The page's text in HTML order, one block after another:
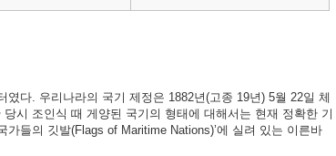
다. 우리나라의 국기 제정은 1882년(고종 19년) 5월 22일 체
시 조인식 때 게양된 국기의 형태에 대해서는 현재 정확한 기
들의 깃발(Flags of Maritime Nations)’에 실려 있는 이른바